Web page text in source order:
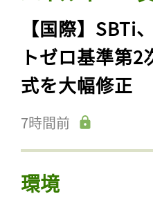
【国際】SBTi
トゼロ基準第
式を大幅修正
7時間前
環境